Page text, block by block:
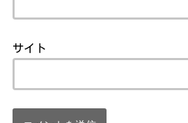
サイト